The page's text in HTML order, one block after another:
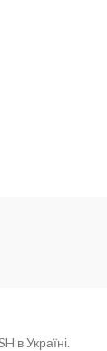
в Україні.